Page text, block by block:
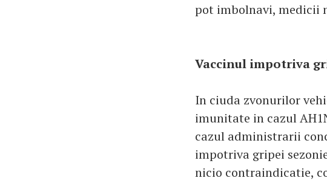
pot imbolnavi, medicii
Vaccinul impotriva
In ciuda zvonurilor
imunitate in cazul
cazul administrarii
impotriva gripei
nicio contraindicatie,